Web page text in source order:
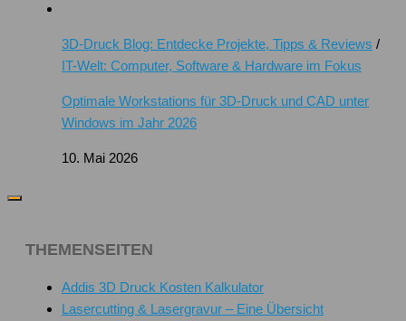
3D-Druck Blog: Entdecke Projekte, Tipps & Reviews /
IT-Welt: Computer, Software & Hardware im Fokus
Optimale Workstations für 3D-Druck und CAD unter
Windows im Jahr 2026
10. Mai 2026
THEMENSEITEN
Addis 3D Druck Kosten Kalkulator
Lasercutting & Lasergravur – Eine Übersicht